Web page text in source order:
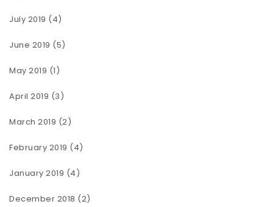
July 2019 (4)
June 2019 (5)
May 2019 (1)
April 2019 (3)
March 2019 (2)
February 2019 (4)
January 2019 (4)
December 2018 (2)